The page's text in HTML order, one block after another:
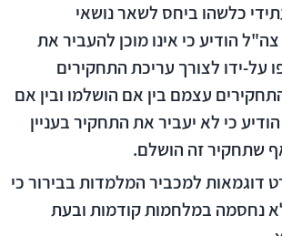
כלשהו ביחס לשאר נושאי
הודיע כי אינו מוכן להעביר את
על-ידו לצורך עריכת התחקירים
עצמם בין אם הושלמו ובין אם
כי לא יעביר את התחקיר בעניין
שתחקיר זה הושלם.
למכביר המלמדות בבירור כי
נחסמה במלחמות קודמות ובעת